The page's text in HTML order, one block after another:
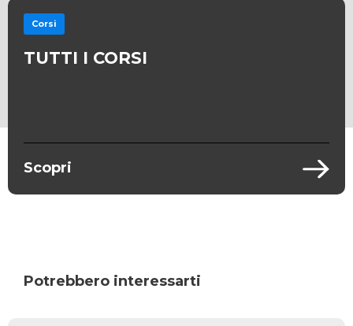
Corsi
TUTTI I CORSI
Scopri
Potrebbero interessarti